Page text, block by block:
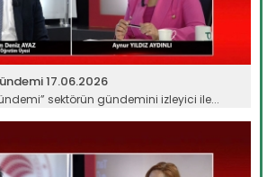
17.06.2026
sektörün gündemini izleyici ile...